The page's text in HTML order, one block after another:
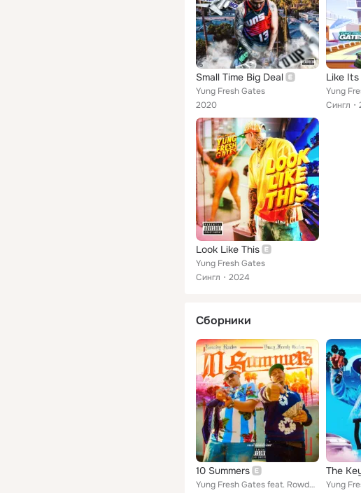
Small Time Big Deal
Yung Fresh Gates
2020
Like
Yung
Сингл
Look Like This
Yung Fresh Gates
Сингл
2024
Сборники
10 Summers
Yung Fresh Gates feat. Rowdy Racks
The
Yung